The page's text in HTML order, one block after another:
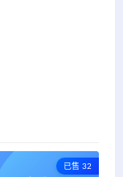
已售 32